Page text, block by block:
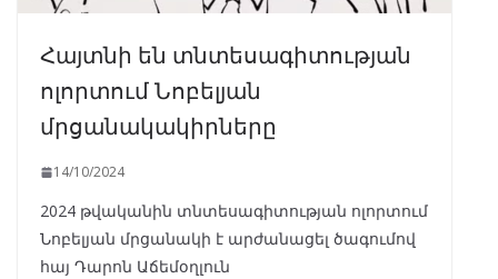
Հայտնի են տնտեսագիտության
ոլորտում Նոբելյան
մրցանակակիրները
14/10/2024
2024 թվականին տնտեսագիտության ոլորտում
Նոբելյան մրցանակի է արժանացել ծագումով
հայ Դարոն Աճեմօղլուն